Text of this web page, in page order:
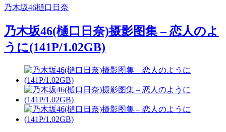
乃木坂46樋口日奈
乃木坂46(樋口日奈)摄影图集 – 恋人のよ
うに(141P/1.02GB)